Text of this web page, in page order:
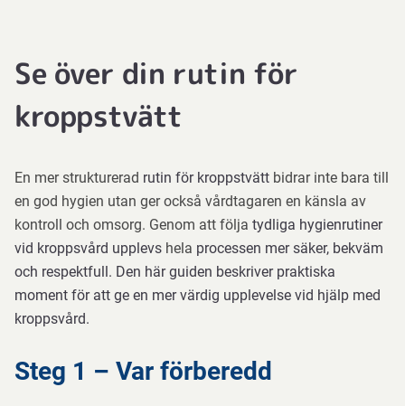
Se över din rutin för
kroppstvätt
En mer strukturerad rutin för kroppstvätt bidrar inte bara till
en god hygien utan ger också vårdtagaren en känsla av
kontroll och omsorg. Genom att följa tydliga hygienrutiner
vid kroppsvård upplevs hela processen mer säker, bekväm
och respektfull. Den här guiden beskriver praktiska
moment för att ge en mer värdig upplevelse vid hjälp med
kroppsvård.
Steg 1 – Var förberedd